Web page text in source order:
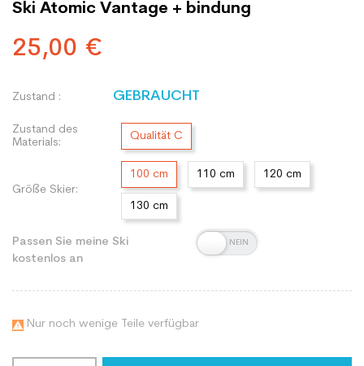
Ski Atomic Vantage + bindung
25,00 €
Zustand : GEBRAUCHT
Zustand des
Materials:
Qualität C
Größe Skier:
100 cm 110 cm 120 cm
130 cm
Passen Sie meine Ski
kostenlos an
 Nur noch wenige Teile verfügbar